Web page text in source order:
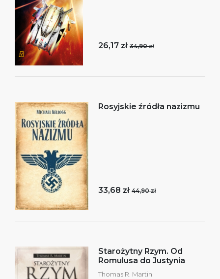
26,17 zł 34,90 zł
Rosyjskie źródła nazizmu
33,68 zł 44,90 zł
Starożytny Rzym. Od
Romulusa do Justynia
Thomas R. Martin